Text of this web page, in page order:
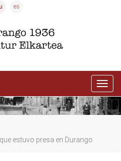
es
estuvo presa en Durango